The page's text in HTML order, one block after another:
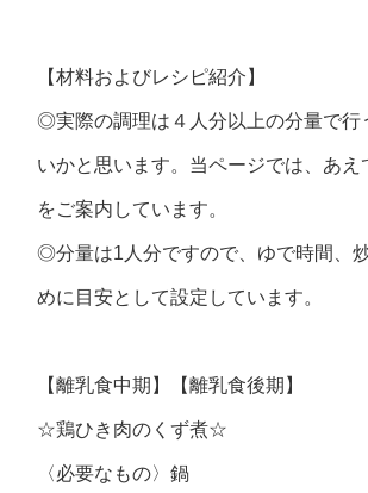
【材料およびレシピ紹介】
◎実際の調理は４人分以上の分量で行
いかと思います。当ページでは、あえ
をご案内しています。
◎分量は1人分ですので、ゆで時間、
めに目安として設定しています。
【離乳食中期】【離乳食後期】
☆鶏ひき肉のくず煮☆
〈必要なもの〉鍋